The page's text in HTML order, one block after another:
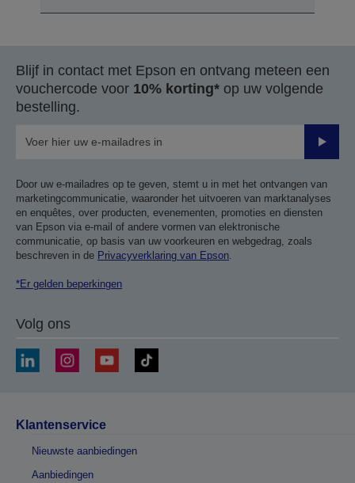
Blijf in contact met Epson en ontvang meteen een
vouchercode voor 10% korting* op uw volgende
bestelling.
Door uw e-mailadres op te geven, stemt u in met het ontvangen van
marketingcommunicatie, waaronder het uitvoeren van marktanalyses
en enquêtes, over producten, evenementen, promoties en diensten
van Epson via e-mail of andere vormen van elektronische
communicatie, op basis van uw voorkeuren en webgedrag, zoals
beschreven in de Privacyverklaring van Epson.
*Er gelden beperkingen
Volg ons
Klantenservice
Nieuwste aanbiedingen
Aanbiedingen